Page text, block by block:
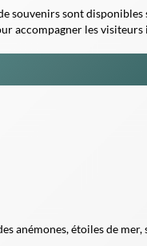
poissons électriques,